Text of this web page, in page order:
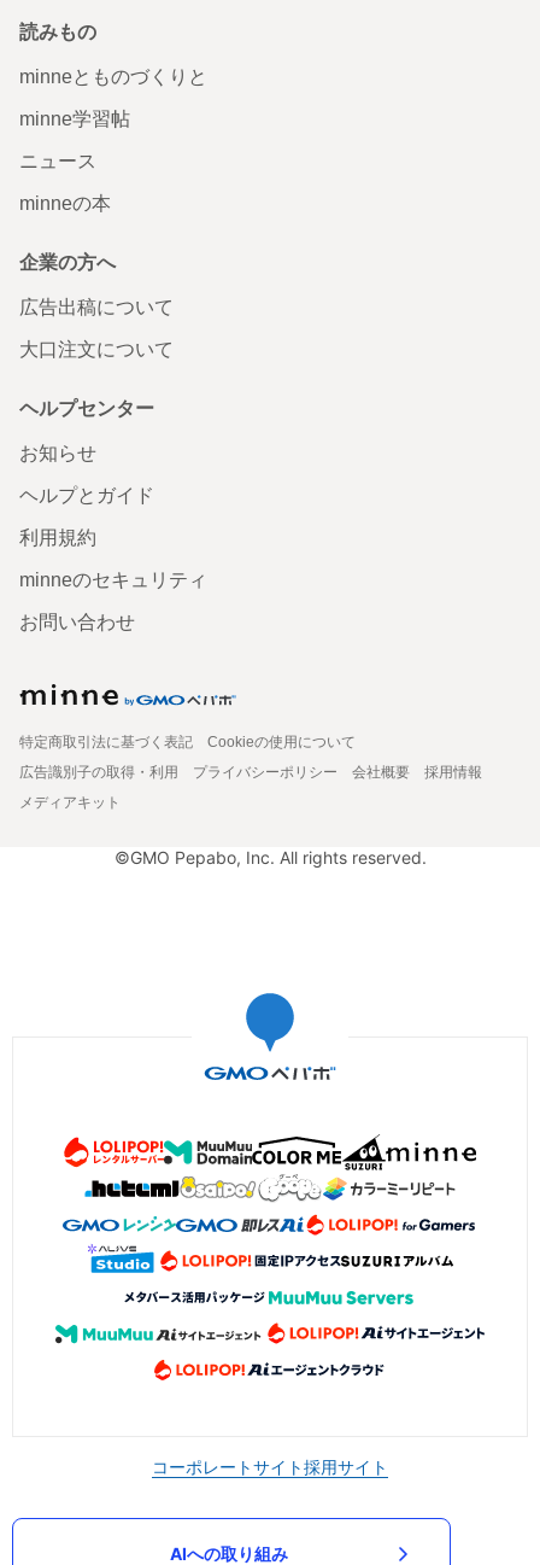
読みもの
minneとものづくりと
minne学習帖
ニュース
minneの本
企業の方へ
広告出稿について
大口注文について
ヘルプセンター
お知らせ
ヘルプとガイド
利用規約
minneのセキュリティ
お問い合わせ
特定商取引法に基づく表記
Cookieの使用について
広告識別子の取得・利用
プライバシーポリシー 会社概要
採用情報
メディアキット
©GMO Pepabo, Inc. All rights reserved.
コーポレートサイト採用サイト
AIへの取り組み